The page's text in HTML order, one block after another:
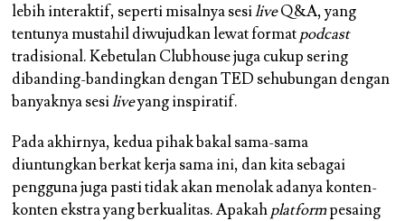
lebih interaktif, seperti misalnya sesiliveQ&A, yang
tentunya mustahil diwujudkan lewat formatpodcast
tradisional. Kebetulan Clubhouse juga cukup sering
dibanding-bandingkan dengan TED sehubungan dengan
banyaknya sesiliveyang inspiratif.
Pada akhirnya, kedua pihak bakal sama-sama
diuntungkan berkat kerja sama ini, dan kita sebagai
pengguna juga pasti tidak akan menolak adanya konten-
konten ekstra yang berkualitas. Apakahplatformpesaing